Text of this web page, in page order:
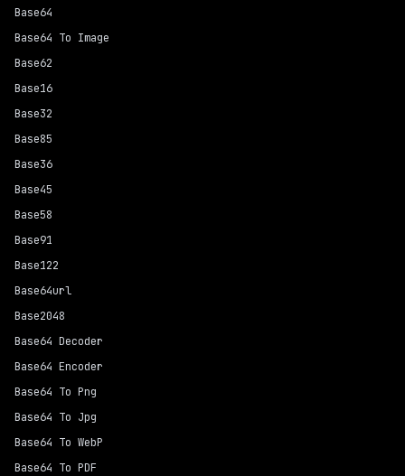
Base64
Base64 To Image
Base62
Base16
Base32
Base85
Base36
Base45
Base58
Base91
Base122
Base64url
Base2048
Base64 Decoder
Base64 Encoder
Base64 To Png
Base64 To Jpg
Base64 To WebP
Base64 To PDF